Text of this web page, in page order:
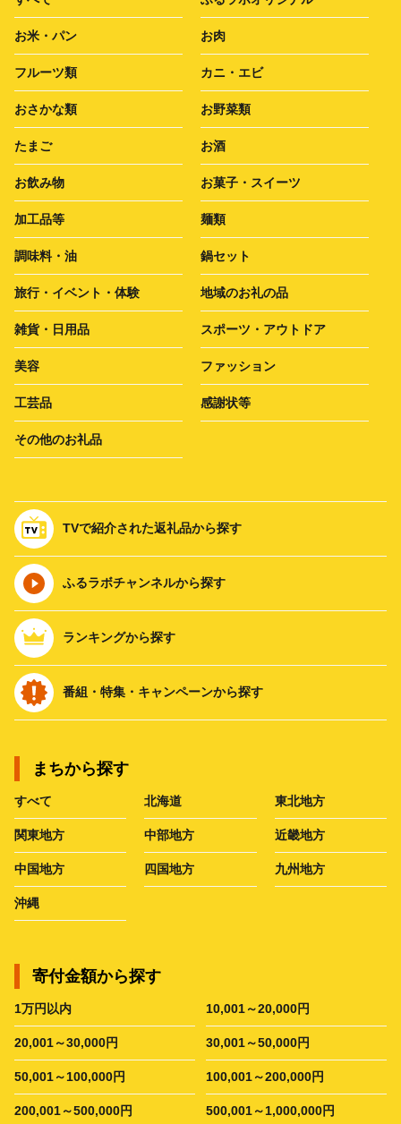
お米・パン お肉
フルーツ類 カニ・エビ
おさかな類 お野菜類
たまご お酒
お飲み物 お菓子・スイーツ
加工品等 麺類
調味料・油 鍋セット
旅行・イベント・体験 地域のお礼の品
雑貨・日用品 スポーツ・アウトドア
美容 ファッション
工芸品 感謝状等
その他のお礼品
TVで紹介された返礼品から探す
ふるラボチャンネルから探す
ランキングから探す
番組・特集・キャンペーンから探す
まちから探す
すべて 北海道 東北地方
関東地方 中部地方 近畿地方
中国地方 四国地方 九州地方
沖縄
寄付金額から探す
1万円以内 10,001～20,000円
20,001～30,000円 30,001～50,000円
50,001～100,000円 100,001～200,000円
200,001～500,000円 500,001～1,000,000円